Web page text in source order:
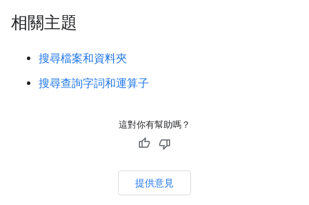
相關主題
搜尋檔案和資料夾
搜尋查詢字詞和運算子
這對你有幫助嗎？
提供意見